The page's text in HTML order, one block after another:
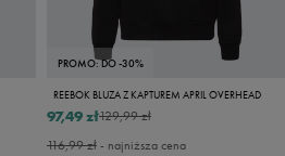
PROMO: DO -30%
REEBOK BLUZA Z KAPTUREM APRIL OVERHEAD
129,99 zł
97,49 zł
116,99 zł- najniższa cena